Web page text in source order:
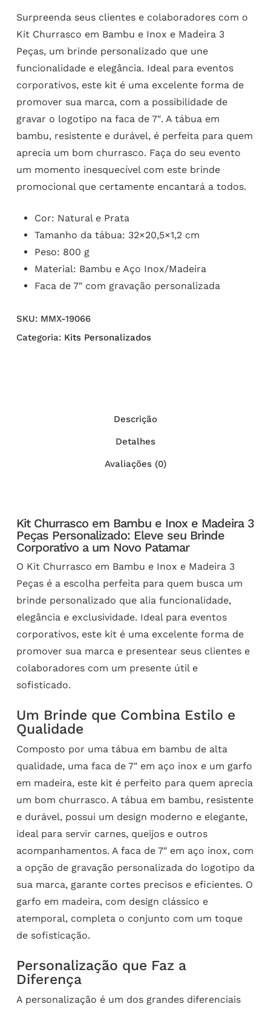
Surpreenda seus clientes e colaboradores com o
Kit Churrasco em Bambu e Inox e Madeira 3
Peças, um brinde personalizado que une
funcionalidade e elegância. Ideal para eventos
corporativos, este kit é uma excelente forma de
promover sua marca, com a possibilidade de
gravar o logotipo na faca de 7″. A tábua em
bambu, resistente e durável, é perfeita para quem
aprecia um bom churrasco. Faça do seu evento
um momento inesquecível com este brinde
promocional que certamente encantará a todos.
Cor: Natural e Prata
Tamanho da tábua: 32×20,5×1,2 cm
Peso: 800 g
Material: Bambu e Aço Inox/Madeira
Faca de 7″ com gravação personalizada
SKU: MMX-19066
Categoria: Kits Personalizados
Descrição
Detalhes
Avaliações (0)
Kit Churrasco em Bambu e Inox e Madeira 3
Peças Personalizado: Eleve seu Brinde
Corporativo a um Novo Patamar
O Kit Churrasco em Bambu e Inox e Madeira 3
Peças é a escolha perfeita para quem busca um
brinde personalizado que alia funcionalidade,
elegância e exclusividade. Ideal para eventos
corporativos, este kit é uma excelente forma de
promover sua marca e presentear seus clientes e
colaboradores com um presente útil e
sofisticado.
Um Brinde que Combina Estilo e
Qualidade
Composto por uma tábua em bambu de alta
qualidade, uma faca de 7″ em aço inox e um garfo
em madeira, este kit é perfeito para quem aprecia
um bom churrasco. A tábua em bambu, resistente
e durável, possui um design moderno e elegante,
ideal para servir carnes, queijos e outros
acompanhamentos. A faca de 7″ em aço inox, com
a opção de gravação personalizada do logotipo da
sua marca, garante cortes precisos e eficientes. O
garfo em madeira, com design clássico e
atemporal, completa o conjunto com um toque
de sofisticação.
Personalização que Faz a
Diferença
A personalização é um dos grandes diferenciais